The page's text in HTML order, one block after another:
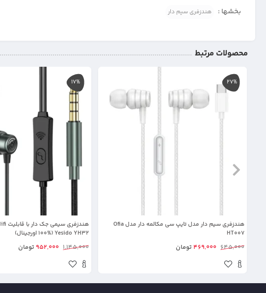
بخشها : هندزفری سیم دار
محصولات مرتبط
27%
هندزفری سیم دار مدل تایپ سی مکالمه دار مدل Ofia
HT007
645,000
469,000 تومان
17%
Yesido YH32 (100% اورجینال)
1,145,000
952,000 تومان